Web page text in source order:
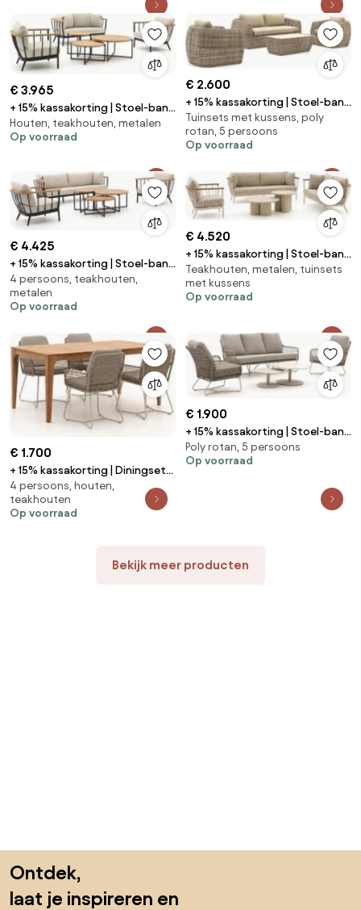
€ 3.965
+ 15% kassakorting | Stoel-bank
loungeset Apple Bee | 5
personen | Loungeset Zwart |
Tuinmeubelen
Houten, teakhouten, metalen
Op voorraad
€ 2.600
+ 15% kassakorting | Stoel-bank
loungeset Intenso | 5 personen
| Loungeset Beige | Wicker
(vlechtwerk) | Kees Smit
Tuinsets met kussens, poly
rotan, 5 persoons
Op voorraad
€ 4.425
+ 15% kassakorting | Stoel-bank
loungeset Apple Bee | 4
personen | Loungeset Zwart |
Aluminium | Kees Smit
4 persoons, teakhouten,
metalen
Op voorraad
€ 4.520
+ 15% kassakorting | Stoel-bank
loungeset Apple Bee | 6
personen | Loungeset Grijs |
Aluminium | Kees Smit
Teakhouten, metalen, tuinsets
met kussens
Op voorraad
€ 1.700
+ 15% kassakorting | Diningset
Intenso | 4 personen | Tuinset
teakhout | 5-delig | Kees Smit
Tuinmeubelen
4 persoons, houten,
teakhouten
Op voorraad
€ 1.900
+ 15% kassakorting | Stoel-bank
loungeset Intenso | 5 personen
| Loungeset Beige | Rope (touw)
Poly rotan, 5 persoons
Op voorraad
Bekijk meer producten
Ontdek,
laat je inspireren en